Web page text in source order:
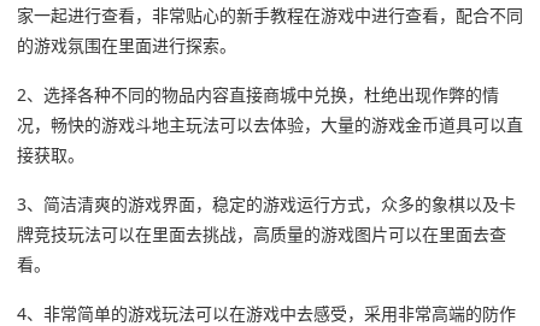
家一起进行查看，非常贴心的新手教程在游戏中进行查看，配合不同
的游戏氛围在里面进行探索。
2、选择各种不同的物品内容直接商城中兑换，杜绝出现作弊的情
况，畅快的游戏斗地主玩法可以去体验，大量的游戏金币道具可以直
接获取。
3、简洁清爽的游戏界面，稳定的游戏运行方式，众多的象棋以及卡
牌竞技玩法可以在里面去挑战，高质量的游戏图片可以在里面去查
看。
4、非常简单的游戏玩法可以在游戏中去感受，采用非常高端的防作